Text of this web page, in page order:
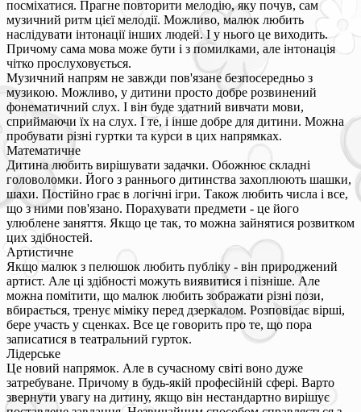
посміхатися. Прагне повторити мелодію, яку почув, сам
музичний ритм цієї мелодії. Можливо, малюк любить
наслідувати інтонації інших людей. І у нього це виходить.
Причому сама мова може бути і з помилками, але інтонація
чітко прослуховується.
Музичний напрям не завжди пов'язане безпосередньо з
музикою. Можливо, у дитини просто добре розвинений
фонематичний слух. І він буде здатний вивчати мови,
сприймаючи їх на слух. І те, і інше добре для дитини. Можна
пробувати різні гуртки та курси в цих напрямках.
Математичне
Дитина любить вирішувати задачки. Обожнює складні
головоломки. Його з раннього дитинства захоплюють шашки,
шахи. Постійно грає в логічні ігри. Також любить числа і все,
що з ними пов'язано. Порахувати предмети - це його
улюблене заняття. Якщо це так, то можна зайнятися розвитком
цих здібностей.
Артистичне
Якщо малюк з пелюшок любить публіку - він природжений
артист. Але ці здібності можуть виявитися і пізніше. Але
можна помітити, що малюк любить зображати різні пози,
вбирається, тренує міміку перед дзеркалом. Розповідає вірші,
бере участь у сценках. Все це говорить про те, що пора
записатися в театральний гурток.
Лідерське
Це новий напрямок. Але в сучасному світі воно дуже
затребуване. Причому в будь-якій професійній сфері. Варто
звернути увагу на дитину, якщо він нестандартно вирішує